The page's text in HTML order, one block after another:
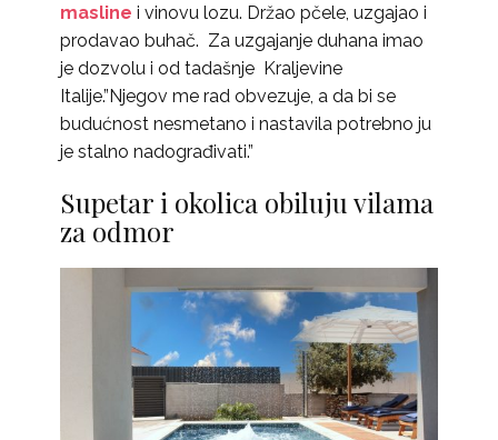
masline i vinovu lozu. Držao pčele, uzgajao i
prodavao buhač. Za uzgajanje duhana imao
je dozvolu i od tadašnje Kraljevine
Italije.”Njegov me rad obvezuje, a da bi se
budućnost nesmetano i nastavila potrebno ju
je stalno nadograđivati.”
Supetar i okolica obiluju vilama
za odmor